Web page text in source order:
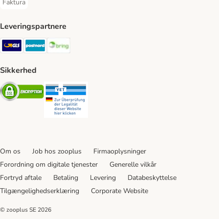
Faktura
Faktura Payment Method
Leveringspartnere
GLS Shipping Method
Postnord Shipping Method
Sikkerhed
Security
Om os Job hos zooplus
Firmaoplysninger
Forordning om digitale tjenester
Generelle vilkår
Fortryd aftale
Betaling Levering
Databeskyttelse
Tilgængelighedserklæring
Corporate Website
© zooplus SE 2026